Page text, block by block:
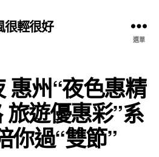
很輕很好
選單
惠州“夜色惠精
遊優惠彩”系
你過“雙節”